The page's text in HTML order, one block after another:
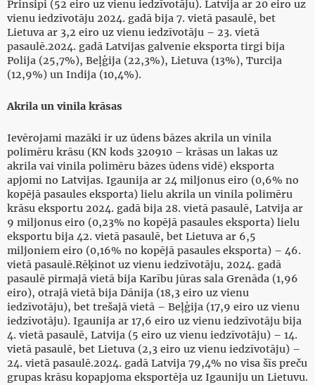
Prinsipi (52 eiro uz vienu iedzīvotāju). Latvija ar 20 eiro uz
vienu iedzīvotāju 2024. gadā bija 7. vietā pasaulē, bet
Lietuva ar 3,2 eiro uz vienu iedzīvotāju – 23. vietā
pasaulē.2024. gadā Latvijas galvenie eksporta tirgi bija
Polija (25,7%), Beļģija (22,3%), Lietuva (13%), Turcija
(12,9%) un Indija (10,4%).
Akrila un vinila krāsas
Ievērojami mazāki ir uz ūdens bāzes akrila un vinila
polimēru krāsu (KN kods 320910 – krāsas un lakas uz
akrila vai vinila polimēru bāzes ūdens vidē) eksporta
apjomi no Latvijas. Igaunija ar 24 miljonus eiro (0,6% no
kopējā pasaules eksporta) lielu akrila un vinila polimēru
krāsu eksportu 2024. gadā bija 28. vietā pasaulē, Latvija ar
9 miljonus eiro (0,23% no kopējā pasaules eksporta) lielu
eksportu bija 42. vietā pasaulē, bet Lietuva ar 6,5
miljoniem eiro (0,16% no kopējā pasaules eksporta) – 46.
vietā pasaulē.Rēķinot uz vienu iedzīvotāju, 2024. gadā
pasaulē pirmajā vietā bija Karību jūras sala Grenāda (1,96
eiro), otrajā vietā bija Dānija (18,3 eiro uz vienu
iedzīvotāju), bet trešajā vietā – Beļģija (17,9 eiro uz vienu
iedzīvotāju). Igaunija ar 17,6 eiro uz vienu iedzīvotāju bija
4. vietā pasaulē, Latvija (5 eiro uz vienu iedzīvotāju) – 14.
vietā pasaulē, bet Lietuva (2,3 eiro uz vienu iedzīvotāju) –
24. vietā pasaulē.2024. gadā Latvija 79,4% no visa šīs preču
grupas krāsu kopapjoma eksportēja uz Igauniju un Lietuvu.